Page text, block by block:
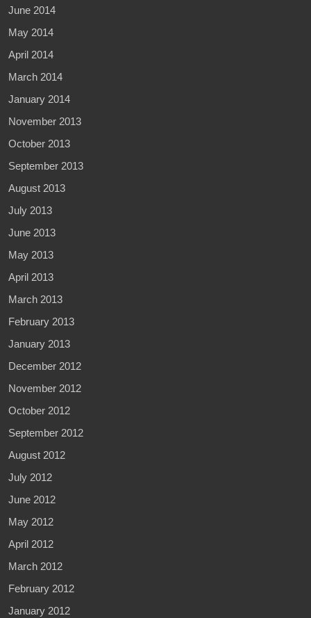
June 2014
May 2014
April 2014
March 2014
January 2014
November 2013
October 2013
September 2013
August 2013
July 2013
June 2013
May 2013
April 2013
March 2013
February 2013
January 2013
December 2012
November 2012
October 2012
September 2012
August 2012
July 2012
June 2012
May 2012
April 2012
March 2012
February 2012
January 2012